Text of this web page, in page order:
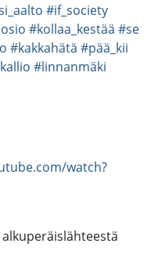
#if_society
#kollaa_kestää #se
#kakkahätä #pää_kii
#linnanmäki
watch?